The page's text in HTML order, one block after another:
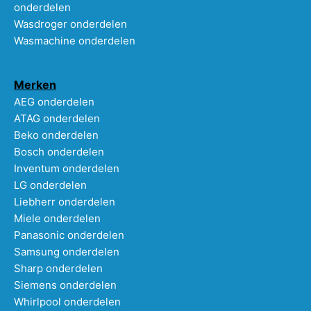
onderdelen
Wasdroger onderdelen
Wasmachine onderdelen
Merken
AEG onderdelen
ATAG onderdelen
Beko onderdelen
Bosch onderdelen
Inventum onderdelen
LG onderdelen
Liebherr onderdelen
Miele onderdelen
Panasonic onderdelen
Samsung onderdelen
Sharp onderdelen
Siemens onderdelen
Whirlpool onderdelen